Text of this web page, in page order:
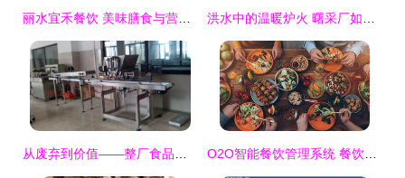
丽水宜禾餐饮 美味膳食与营养健康的餐饮管理之道 洪水中的温暖炉火 曙采厂如何打赢员工饮食保障攻坚战
从废弃到价值——整厂食品设备的隐形战斗值 O2O智能餐饮管理系统 餐饮企业重获新生的关键引擎